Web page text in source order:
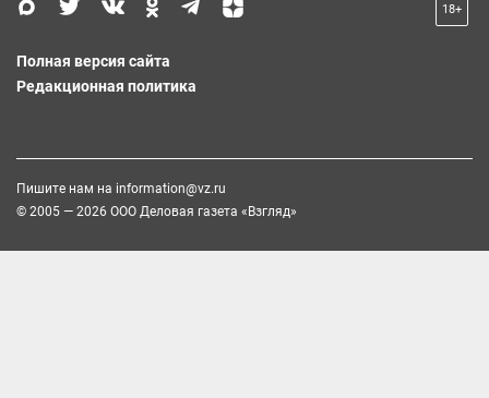
18+
Полная версия сайта
Редакционная политика
Пишите нам на information@vz.ru
© 2005 — 2026 ООО Деловая газета «Взгляд»